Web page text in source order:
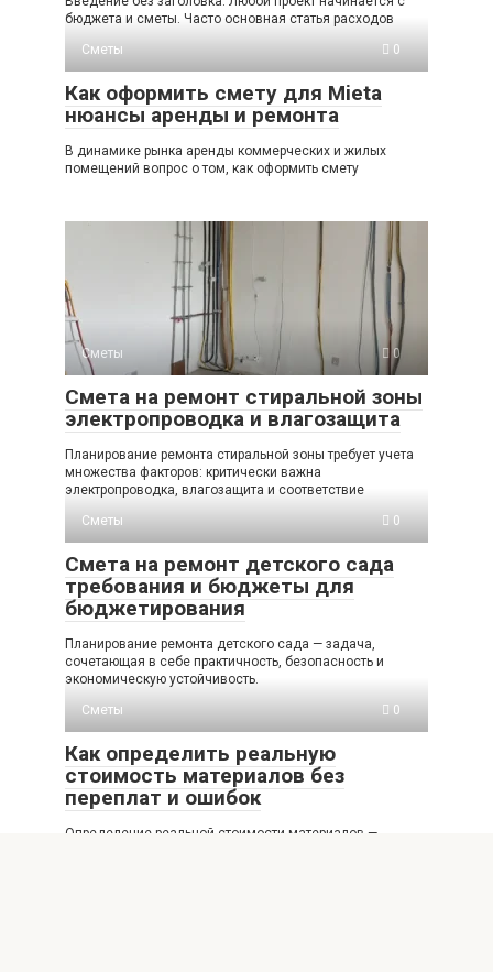
бюджета и сметы. Часто основная статья расходов
Сметы
0
Как оформить смету для Mietа
нюансы аренды и ремонта
В динамике рынка аренды коммерческих и жилых
помещений вопрос о том, как оформить смету
Сметы 0
Смета на ремонт стиральной зоны
электропроводка и влагозащита
Планирование ремонта стиральной зоны требует учета
множества факторов: критически важна
электропроводка, влагозащита и соответствие
Сметы
0
Смета на ремонт детского сада
требования и бюджеты для
бюджетирования
Планирование ремонта детского сада — задача,
сочетающая в себе практичность, безопасность и
экономическую устойчивость.
Сметы
0
Как определить реальную
стоимость материалов без
переплат и ошибок
Определение реальной стоимости материалов —